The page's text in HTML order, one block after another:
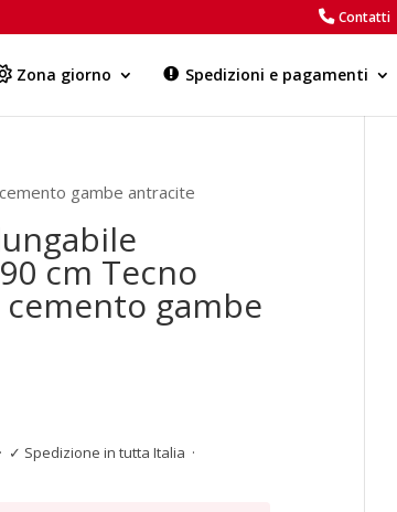
Contatti
Zona giorno Spedizioni e pagamenti
Products
gambe antracite
cm Tecno
gambe
· ✓ Spedizione in tutta Italia ·